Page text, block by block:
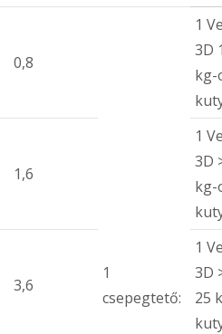
0,8
1
csepegtető:
1
3D
kg-
1,6
1
3D
kg-
3,6
1
3D
25